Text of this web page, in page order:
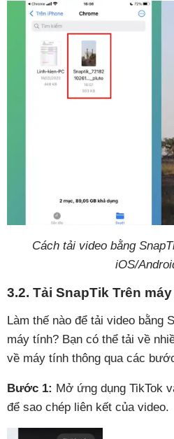
Cách tải video bằng
iOS/
3.2. Tải SnapTik Trên
Làm thế nào để tải video bằng
máy tính? Bạn có thể tải về
về máy tính thông qua các
Bước 1: Mở ứng dụng TikTok
để sao chép liên kết của video.